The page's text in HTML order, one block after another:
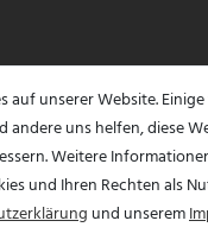
auf unserer Website.
andere uns helfen, diese
Weitere
und Ihren Rechten als
und unserem